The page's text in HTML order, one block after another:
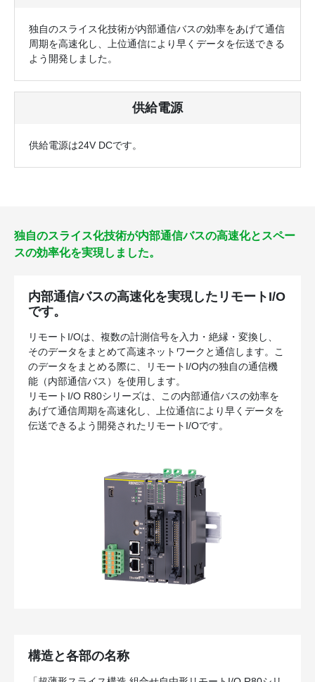
独自のスライス化技術が内部通信バスの効率をあげて通信
周期を高速化し、
上位通信により早くデータを伝送できる
よう開発しました。
供給電源
供給電源は24V DCです。
独自のスライス化技術が内部通信バスの高速化とスペー
スの効率化を実現しました。
内部通信バスの高速化を実現したリモートI/O
です。
リモートI/Oは、複数の計測信号を入力・絶縁・変換し、
そのデータをまとめて高速ネットワークと通信します。こ
のデータをまとめる際に、リモートI/O内の独自の通信機
能（内部通信バス）を使用します。
リモートI/O R80シリーズは、この内部通信バスの効率を
あげて通信周期を高速化し、上位通信により早くデータを
伝送できるよう開発されたリモートI/Oです。
構造と各部の名称